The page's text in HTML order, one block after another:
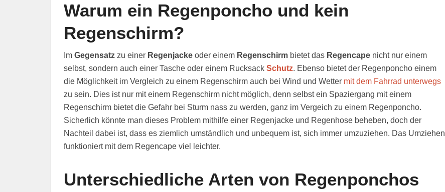
Warum ein Regenponcho und kein
Regenschirm?
Im Gegensatz zu einer Regenjacke oder einem Regenschirm bietet das Regencape nicht nur einem
selbst, sondern auch einer Tasche oder einem Rucksack Schutz. Ebenso bietet der Regenponcho einem
die Möglichkeit im Vergleich zu einem Regenschirm auch bei Wind und Wetter mit dem Fahrrad unterwegs
zu sein. Dies ist nur mit einem Regenschirm nicht möglich, denn selbst ein Spaziergang mit einem
Regenschirm bietet die Gefahr bei Sturm nass zu werden, ganz im Vergeich zu einem Regenponcho.
Sicherlich könnte man dieses Problem mithilfe einer Regenjacke und Regenhose beheben, doch der
Nachteil dabei ist, dass es ziemlich umständlich und unbequem ist, sich immer umzuziehen. Das Umziehen
funktioniert mit dem Regencape viel leichter.
Unterschiedliche Arten von Regenponchos